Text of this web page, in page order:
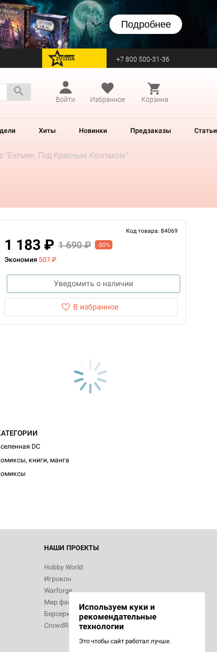
Подробнее
перейти на Zvezda +7 800 500-31-36
Войти Избранное Корзина
Хиты Новинки Предзаказы Статьи
"Бэтмен. Под Красным Колпаком"
Код товара: 84069
1 183 ₽ 1 690 ₽ -30%
Экономия 507 ₽
Уведомить о наличии
В избранное
DC
книги, манга
НАШИ ПРОЕКТЫ
Hobby World
Игрокон
Warforge
Мир фантастики
Берсерк
CrowdRepublic
Используем куки и
рекомендательные
технологии
Это чтобы сайт работал лучше.